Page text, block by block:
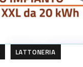
LATTONERIA